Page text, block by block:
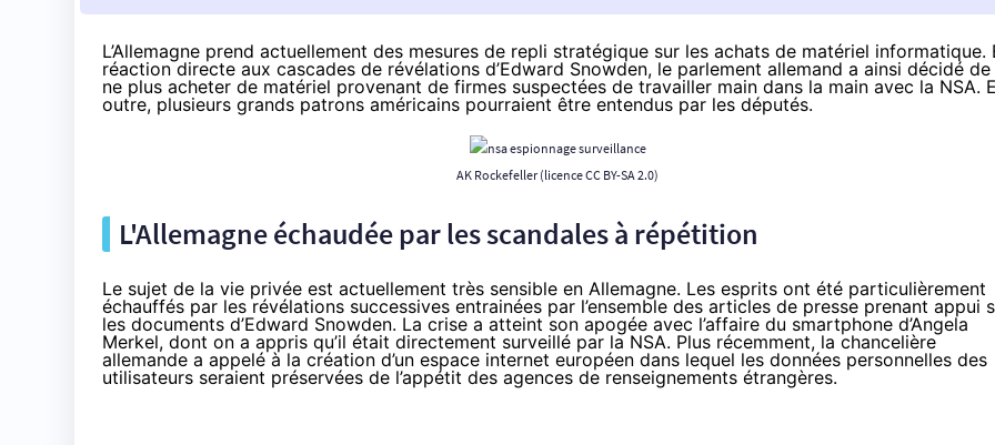
L’Allemagne prend actuellement des mesures de repli stratégique sur les achats de matériel informatique.
réaction directe aux cascades de révélations d’Edward Snowden, le parlement allemand a ainsi décidé de
ne plus acheter de matériel provenant de firmes suspectées de travailler main dans la main avec la NSA.
outre, plusieurs grands patrons américains pourraient être entendus par les députés.
AK Rockefeller (licenceCC BY-SA 2.0)
L'Allemagne échaudée par les scandales à répétition
Le sujet de la vie privée est actuellement très sensible en Allemagne. Les esprits ont été particulièrement
échauffés par les révélations successives entrainées par l’ensemble des articles de presse prenant appui
les documents d’Edward Snowden. La crise a atteint son apogée avec l’affaire du smartphone d’Angela
Merkel, dont on a appris qu’il était directement surveillé par la NSA. Plus récemment, la chancelière
allemande a appelé à la création d’un espace internet européen dans lequel les données personnelles des
utilisateurs seraient préservées de l’appétit des agences de renseignements étrangères.